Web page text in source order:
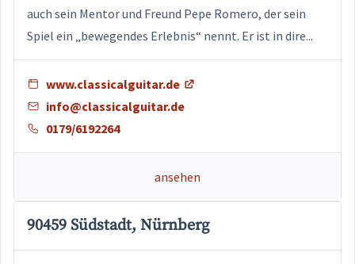
auch sein Mentor und Freund Pepe Romero, der sein
Spiel ein „bewegendes Erlebnis“ nennt. Er ist in dire...
www.classicalguitar.de
info@classicalguitar.de
0179/6192264
ansehen
90459 Südstadt, Nürnberg